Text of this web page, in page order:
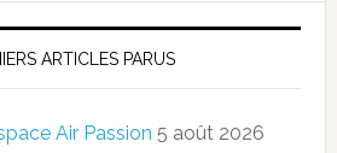
ARTICLES PARUS
Air Passion 5 août 2026